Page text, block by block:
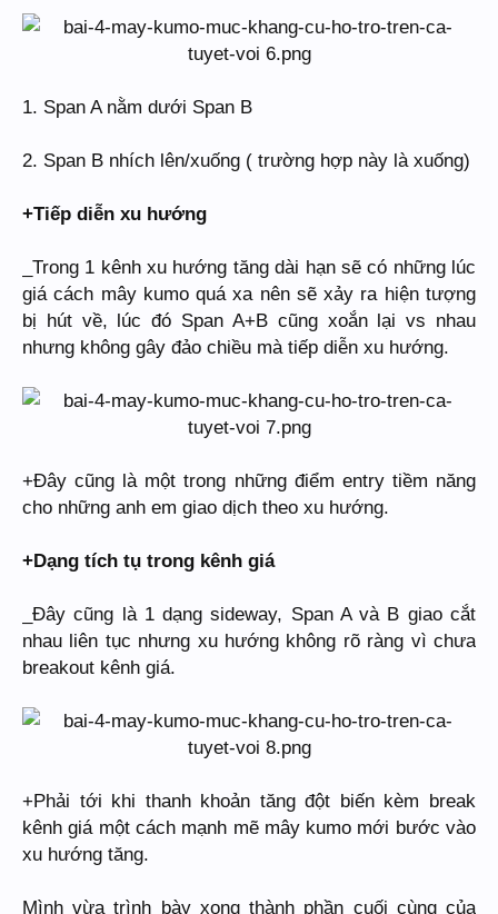
1. Span A nằm dưới Span B
2. Span B nhích lên/xuống ( trường hợp này là xuống)
+Tiếp diễn xu hướng
_Trong 1 kênh xu hướng tăng dài hạn sẽ có những lúc
giá cách mây kumo quá xa nên sẽ xảy ra hiện tượng
bị hút về, lúc đó Span A+B cũng xoắn lại vs nhau
nhưng không gây đảo chiều mà tiếp diễn xu hướng.
+Đây cũng là một trong những điểm entry tiềm năng
cho những anh em giao dịch theo xu hướng.
+Dạng tích tụ trong kênh giá
_Đây cũng là 1 dạng sideway, Span A và B giao cắt
nhau liên tục nhưng xu hướng không rõ ràng vì chưa
breakout kênh giá.
+Phải tới khi thanh khoản tăng đột biến kèm break
kênh giá một cách mạnh mẽ mây kumo mới bước vào
xu hướng tăng.
Mình vừa trình bày xong thành phần cuối cùng của